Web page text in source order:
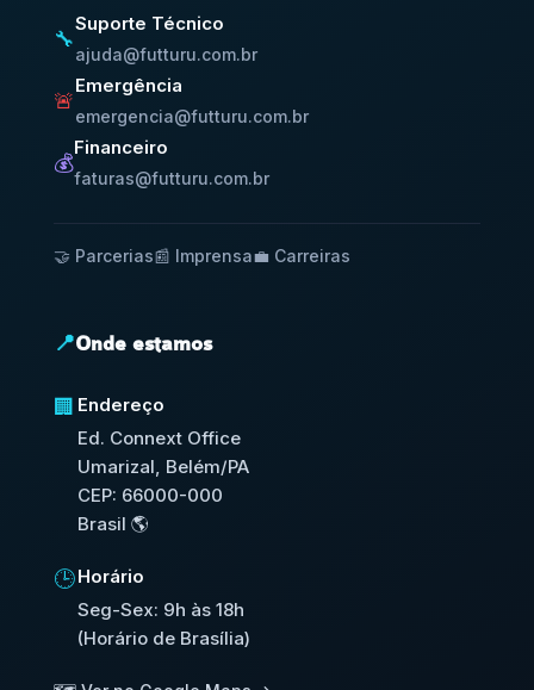
🔧
Suporte Técnico
ajuda@futturu.com.br
🚨
Emergência
emergencia@futturu.com.br
💰
Financeiro
faturas@futturu.com.br
🤝 Parcerias📰 Imprensa💼 Carreiras
📍Onde estamos
🏢 Endereço
Ed. Connext Office
Umarizal, Belém/PA
CEP: 66000-000
Brasil 🌎
🕒Horário
Seg-Sex: 9h às 18h
(Horário de Brasília)